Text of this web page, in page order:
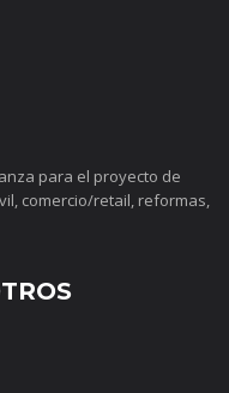
para el proyecto de
comercio/retail, reformas,